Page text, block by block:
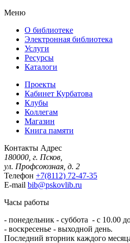
Меню
О библиотеке
Электронная библиотека
Услуги
Ресурсы
Каталоги
Проекты
Кабинет Курбатова
Клубы
Коллегам
Магазин
Книга памяти
Контакты Адрес
180000, г. Псков,
ул. Профсоюзная, д. 2
Телефон +7(8112) 72-47-35
E-mail bib@pskovlib.ru
Часы работы
- понедельник - суббота - с 10.00
- воскресенье - выходной день.
Последний вторник каждого